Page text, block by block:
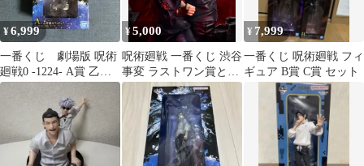
¥6,999
一番くじ 劇場版 呪術
廻戦0 -1224- A賞 乙骨
憂太 フィギュア
¥5,000
呪術廻戦 一番くじ 渋谷
事変 ラストワン賞とお
まけ
¥ 7,999
一番くじ 呪術廻戦 フィ
ギュア B賞 C賞 セット